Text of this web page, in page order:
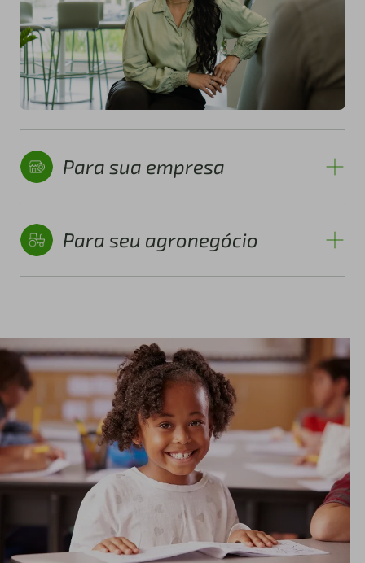
Para sua empresa
Para seu agronegócio